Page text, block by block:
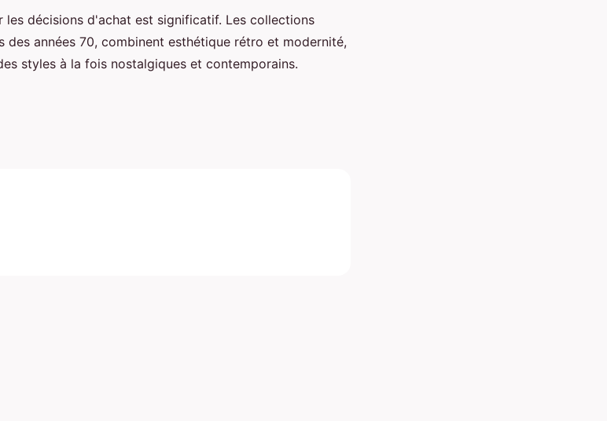
les décisions d'achat est significatif. Les collections
des années 70, combinent esthétique rétro et modernité,
styles à la fois nostalgiques et contemporains.